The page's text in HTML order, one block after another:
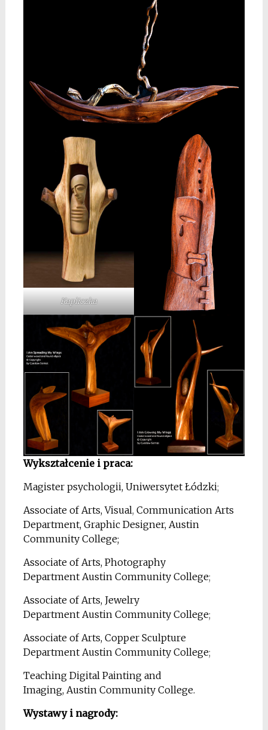
Kapliczka
Wykształcenie i praca:
Magister psychologii, Uniwersytet Łódzki;
Associate of Arts, Visual, Communication Arts
Department, Graphic Designer, Austin
Community College;
Associate of Arts, Photography
Department Austin Community College;
Associate of Arts, Jewelry
Department Austin Community College;
Associate of Arts, Copper Sculpture
Department Austin Community College;
Teaching Digital Painting and
Imaging, Austin Community College.
Wystawy i nagrody: